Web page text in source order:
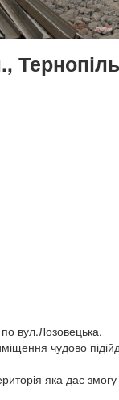
вул.Лозовецька.
чудово
яка дає змогу